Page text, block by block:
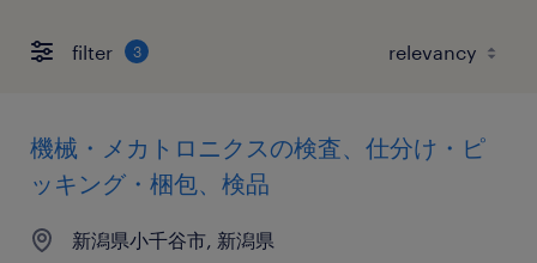
filter 3
機械・メカトロニクスの検査、仕分け・ピ
ッキング・梱包、検品
新潟県小千谷市, 新潟県